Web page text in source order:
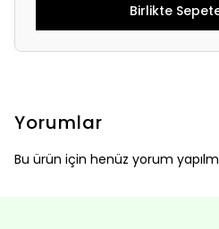
Birlikte
Yorumlar
Bu ürün için henüz yorum